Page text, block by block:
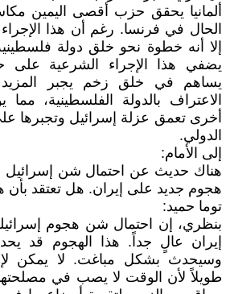
ألمانيا يحقق حزب أقصى اليمين
الحال في فرنسا. رغم أن هذا الإجراء
إلا أنه خطوة نحو خلق دولة
يضفي هذا الإجراء الشرعية على
يساهم في خلق زخم يجبر
الاعتراف بالدولة الفلسطينية،
أخرى تعمق عزلة إسرائيل وتجبرها
الدولي.
إلى الأمام:
هناك حديث عن احتمال شن إسرائيل
هجوم جديد على إيران. هل تعتقد بأن
توما حميد:
بنظري، إن احتمال شن هجوم
إيران عالٍ جداً. هذا الهجوم قد
وسيحدث بشكل مباغت. لا يمكن
طويلاً لأن الوقت لا يصب في